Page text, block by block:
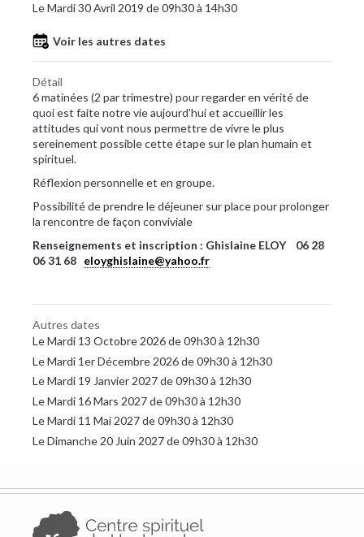
Le Mardi 30 Avril 2019 de 09h30 à 14h30
Voir les autres dates
Détail
6 matinées (2 par trimestre) pour regarder en vérité de
quoi est faite notre vie aujourd'hui et accueillir les
attitudes qui vont nous permettre de vivre le plus
sereinement possible cette étape sur le plan humain et
spirituel.
Réflexion personnelle et en groupe.
Possibilité de prendre le déjeuner sur place pour prolonger
la rencontre de façon conviviale
Renseignements et inscription : Ghislaine ELOY 06 28
06 31 68 eloyghislaine@yahoo.fr
Autres dates
Le Mardi 13 Octobre 2026 de 09h30 à 12h30
Le Mardi 1er Décembre 2026 de 09h30 à 12h30
Le Mardi 19 Janvier 2027 de 09h30 à 12h30
Le Mardi 16 Mars 2027 de 09h30 à 12h30
Le Mardi 11 Mai 2027 de 09h30 à 12h30
Le Dimanche 20 Juin 2027 de 09h30 à 12h30